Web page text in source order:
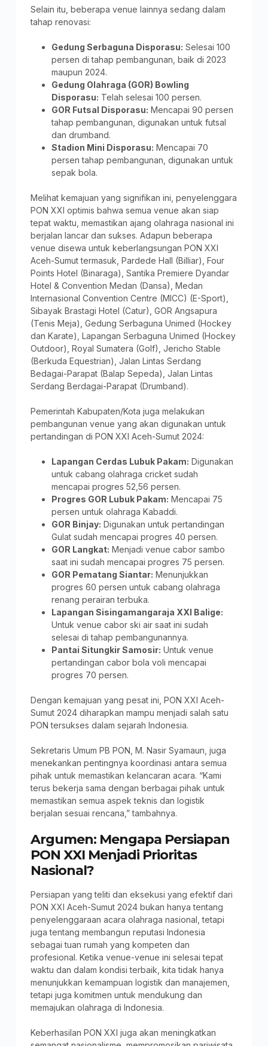
Selain itu, beberapa venue lainnya sedang dalam
tahap renovasi:
Gedung Serbaguna Disporasu: Selesai 100
persen di tahap pembangunan, baik di 2023
maupun 2024.
Gedung Olahraga (GOR) Bowling
Disporasu: Telah selesai 100 persen.
GOR Futsal Disporasu: Mencapai 90 persen
tahap pembangunan, digunakan untuk futsal
dan drumband.
Stadion Mini Disporasu: Mencapai 70
persen tahap pembangunan, digunakan untuk
sepak bola.
Melihat kemajuan yang signifikan ini, penyelenggara
PON XXI optimis bahwa semua venue akan siap
tepat waktu, memastikan ajang olahraga nasional ini
berjalan lancar dan sukses. Adapun beberapa
venue disewa untuk keberlangsungan PON XXI
Aceh-Sumut termasuk, Pardede Hall (Billiar), Four
Points Hotel (Binaraga), Santika Premiere Dyandar
Hotel & Convention Medan (Dansa), Medan
Internasional Convention Centre (MICC) (E-Sport),
Sibayak Brastagi Hotel (Catur), GOR Angsapura
(Tenis Meja), Gedung Serbaguna Unimed (Hockey
dan Karate), Lapangan Serbaguna Unimed (Hockey
Outdoor), Royal Sumatera (Golf), Jericho Stable
(Berkuda Equestrian), Jalan Lintas Serdang
Bedagai-Parapat (Balap Sepeda), Jalan Lintas
Serdang Berdagai-Parapat (Drumband).
Pemerintah Kabupaten/Kota juga melakukan
pembangunan venue yang akan digunakan untuk
pertandingan di PON XXI Aceh-Sumut 2024:
Lapangan Cerdas Lubuk Pakam: Digunakan
untuk cabang olahraga cricket sudah
mencapai progres 52,56 persen.
Progres GOR Lubuk Pakam: Mencapai 75
persen untuk olahraga Kabaddi.
GOR Binjay: Digunakan untuk pertandingan
Gulat sudah mencapai progres 40 persen.
GOR Langkat: Menjadi venue cabor sambo
saat ini sudah mencapai progres 75 persen.
GOR Pematang Siantar: Menunjukkan
progres 60 persen untuk cabang olahraga
renang perairan terbuka.
Lapangan Sisingamangaraja XXI Balige:
Untuk venue cabor ski air saat ini sudah
selesai di tahap pembangunannya.
Pantai Situngkir Samosir: Untuk venue
pertandingan cabor bola voli mencapai
progres 70 persen.
Dengan kemajuan yang pesat ini, PON XXI Aceh-
Sumut 2024 diharapkan mampu menjadi salah satu
PON tersukses dalam sejarah Indonesia.
Sekretaris Umum PB PON, M. Nasir Syamaun, juga
menekankan pentingnya koordinasi antara semua
pihak untuk memastikan kelancaran acara. “Kami
terus bekerja sama dengan berbagai pihak untuk
memastikan semua aspek teknis dan logistik
berjalan sesuai rencana,” tambahnya.
Argumen: Mengapa Persiapan
PON XXI Menjadi Prioritas
Nasional?
Persiapan yang teliti dan eksekusi yang efektif dari
PON XXI Aceh-Sumut 2024 bukan hanya tentang
penyelenggaraan acara olahraga nasional, tetapi
juga tentang membangun reputasi Indonesia
sebagai tuan rumah yang kompeten dan
profesional. Ketika venue-venue ini selesai tepat
waktu dan dalam kondisi terbaik, kita tidak hanya
menunjukkan kemampuan logistik dan manajemen,
tetapi juga komitmen untuk mendukung dan
memajukan olahraga di Indonesia.
Keberhasilan PON XXI juga akan meningkatkan